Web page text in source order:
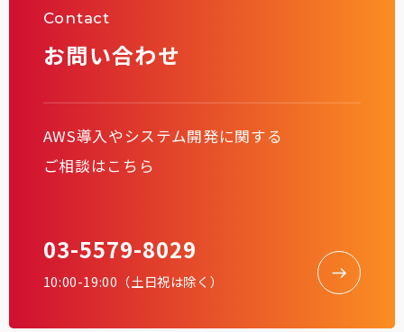
Contact
お問い合わせ
AWS導入やシステム開発に関する
ご相談はこちら
03-5579-8029
10:00-19:00（土日祝は除く）